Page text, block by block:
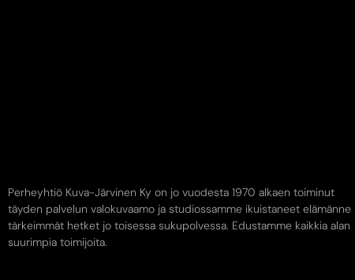
Perheyhtiö Kuva-Järvinen Ky on jo vuodesta 1970 alkaen toiminut
täyden palvelun valokuvaamo ja studiossamme ikuistaneet elämänne
tärkeimmät hetket jo toisessa sukupolvessa. Edustamme kaikkia alan
suurimpia toimijoita.